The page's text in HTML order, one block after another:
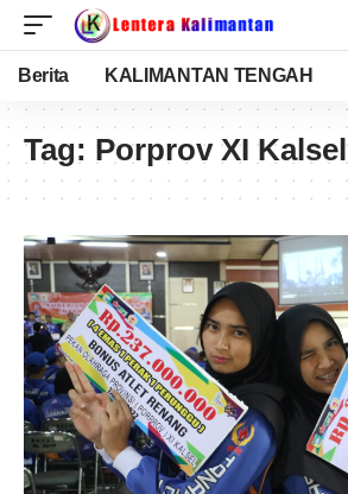
Berita KALIMANTAN TENGAH
Tag: Porprov XI Kalsel